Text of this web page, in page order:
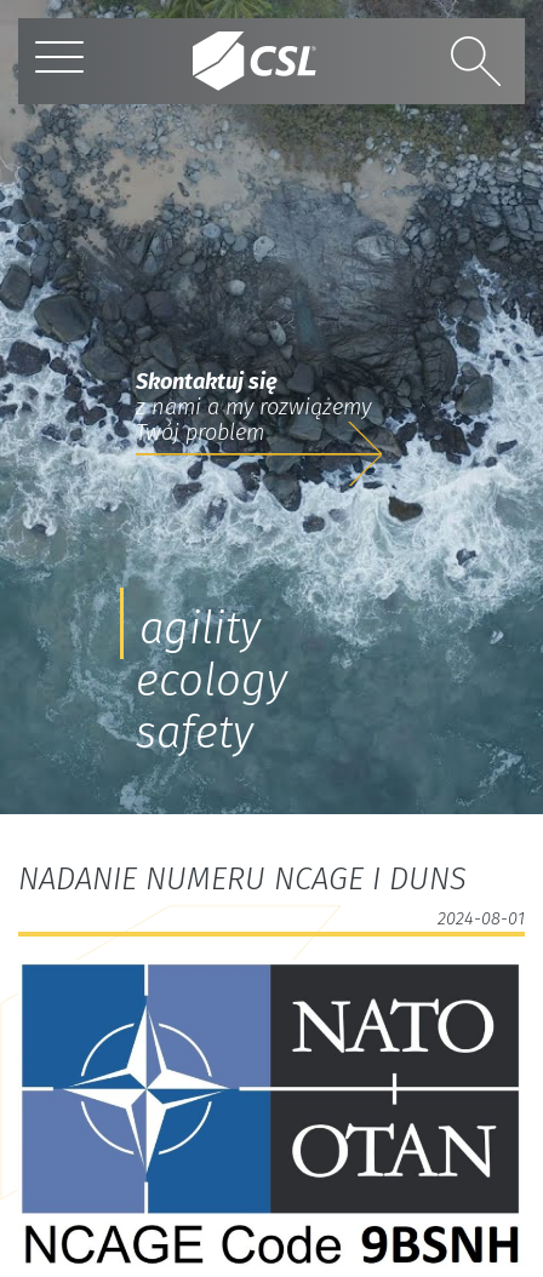
Skontaktuj się
z nami a my rozwiążemy
Twój problem
agility
ecology
safety
NADANIE NUMERU NCAGE I DUNS
2024-08-01